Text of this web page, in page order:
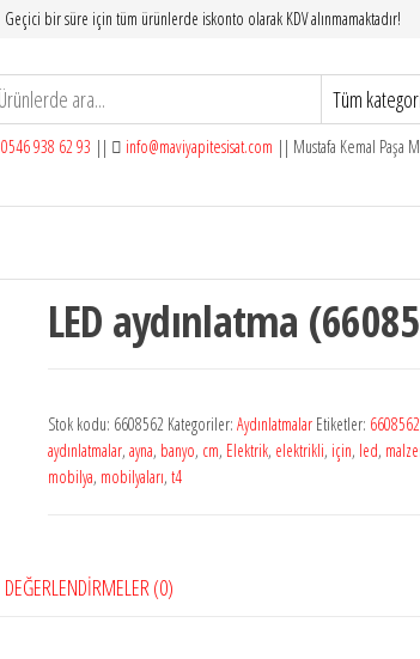
Geçici bir süre için tüm ürünlerde iskonto olarak KDV alınmamaktadır!
0546 938 62 93 || info@maviyapitesisat.com || Mustafa Kemal Paşa
LED aydınlatma
Stok kodu: 6608562 Kategoriler: Aydınlatmalar Etiketler: 6608562
aydınlatmalar, ayna, banyo, cm, Elektrik, elektrikli, için, led,
mobilya, mobilyaları, t4
DEĞERLENDIRMELER (0)